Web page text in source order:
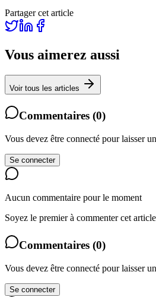
Partager cet article
Vous aimerez aussi
Voir tous les articles
Commentaires (0)
Vous devez être connecté pour laisser
Se connecter
Aucun commentaire pour le moment
Soyez le premier à commenter cet
Commentaires (0)
Vous devez être connecté pour laisser
Se connecter